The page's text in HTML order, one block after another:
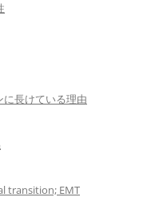
長けている理由
transition; EMT